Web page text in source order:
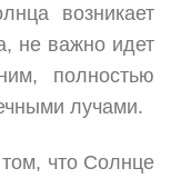
возникает
не важно идет
полностью
лучами.
что Солнце